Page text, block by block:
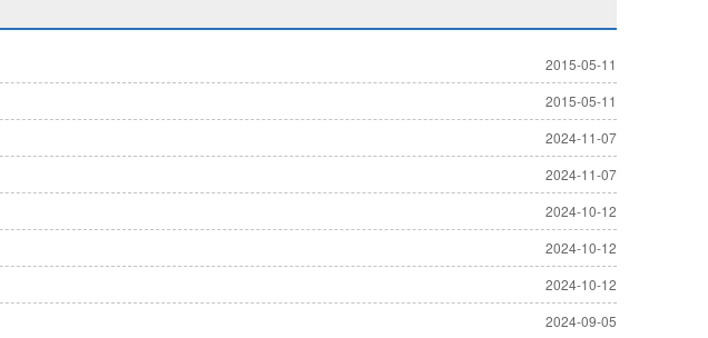
2015-05-11
2015-05-11
2024-11-07
2024-11-07
2024-10-12
2024-10-12
2024-10-12
2024-09-05